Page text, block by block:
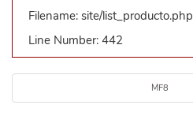
Filename: site/list_producto.php
Line Number: 442
MF8